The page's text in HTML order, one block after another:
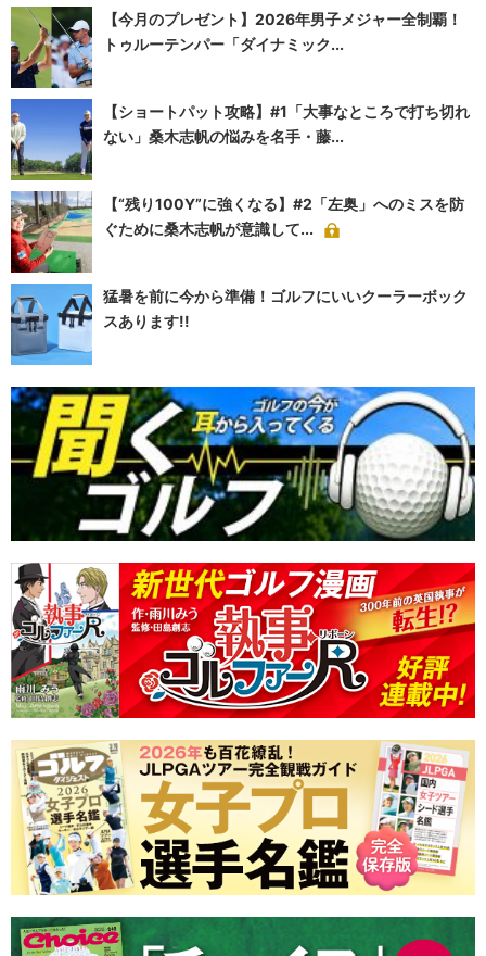
【今月のプレゼント】2026年男子メジャー全制覇！
トゥルーテンパー「ダイナミック...
【ショートパット攻略】#1「大事なところで打ち切れ
ない」桑木志帆の悩みを名手・藤...
【“残り100Y”に強くなる】#2「左奥」へのミスを防
ぐために桑木志帆が意識して...
猛暑を前に今から準備！ゴルフにいいクーラーボック
スあります!!